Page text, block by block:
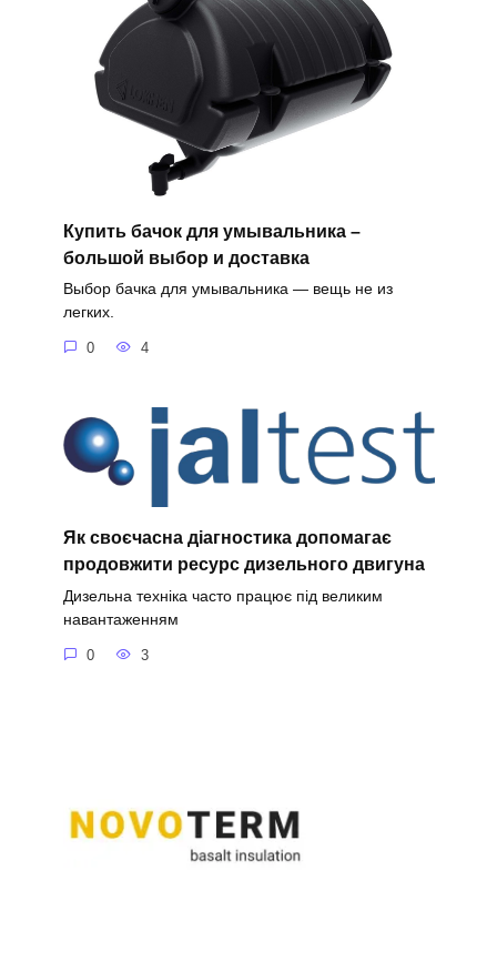
Купить бачок для умывальника –
большой выбор и доставка
Выбор бачка для умывальника — вещь не из
легких.
0 4
Як своєчасна діагностика допомагає
продовжити ресурс дизельного двигуна
Дизельна техніка часто працює під великим
навантаженням
0 3